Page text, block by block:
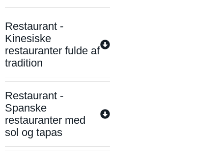
Restaurant -
Kinesiske
restauranter fulde af
tradition
Restaurant -
Spanske
restauranter med
sol og tapas